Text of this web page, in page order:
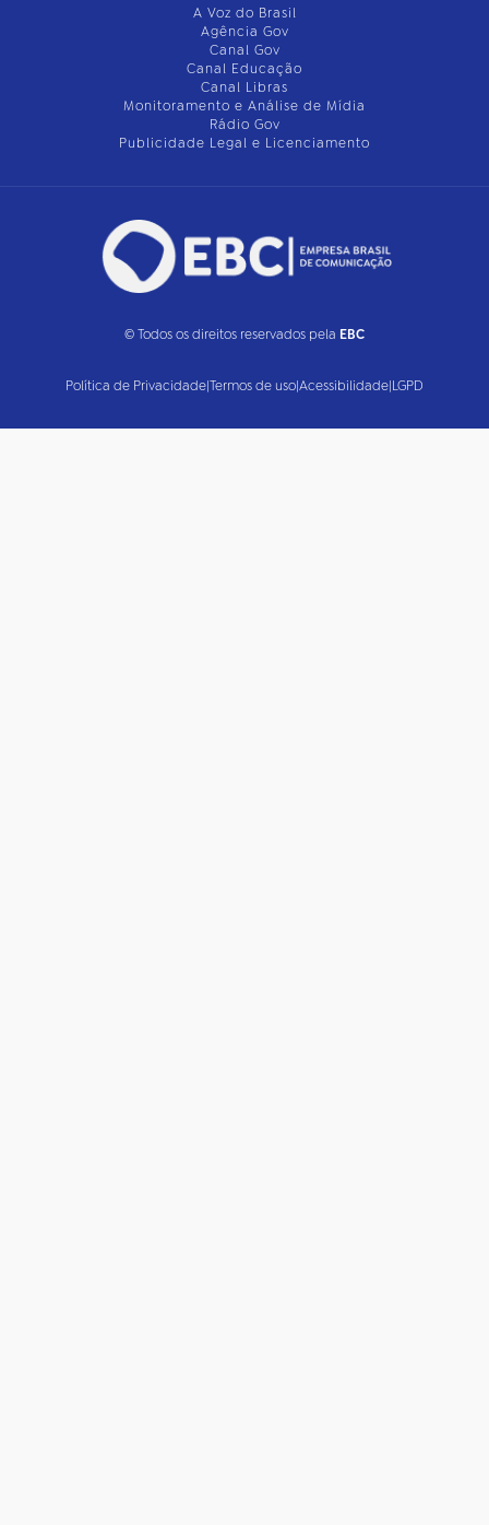
A Voz do Brasil
Agência Gov
Canal Gov
Canal Educação
Canal Libras
Monitoramento e Análise de Mídia
Rádio Gov
Publicidade Legal e Licenciamento
© Todos os direitos reservados pela EBC
Política de Privacidade|Termos de uso|Acessibilidade|LGPD